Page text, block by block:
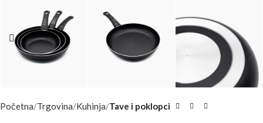
Početna Trgovina Kuhinja Tave i poklopci